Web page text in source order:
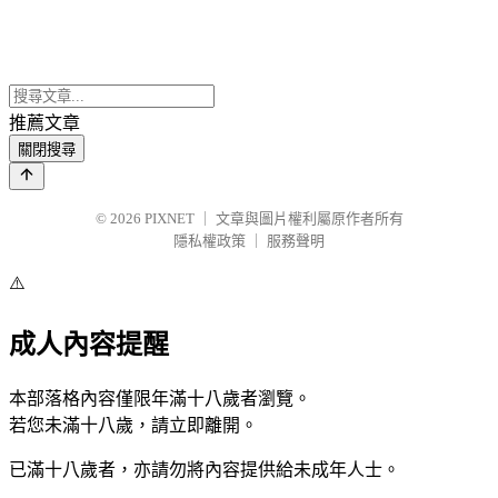
推薦文章
關閉搜尋
© 2026 PIXNET
文章與圖片權利屬原作者所有
隱私權政策
服務聲明
⚠️
成人內容提醒
本部落格內容僅限年滿十八歲者瀏覽。
若您未滿十八歲，請立即離開。
已滿十八歲者，亦請勿將內容提供給未成年人士。